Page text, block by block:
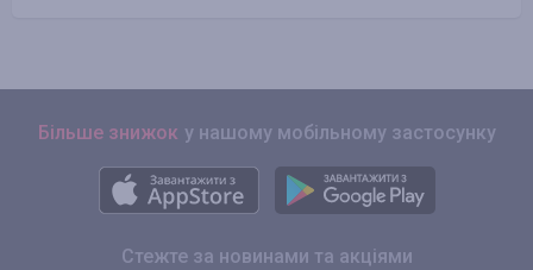
Більше знижок у нашому мобільному застосунку
Стежте за новинами та акціями